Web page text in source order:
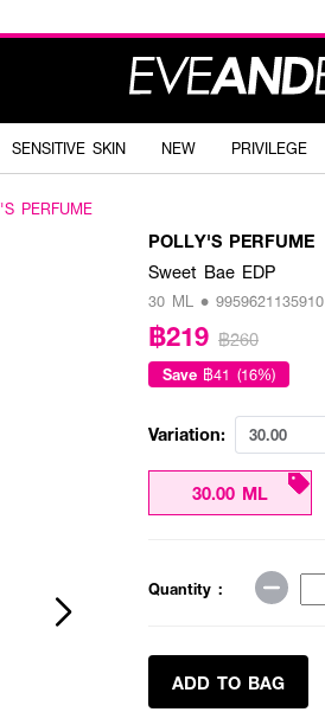
SENSITIVE SKIN NEW PRIVILEGE
PERFUME
POLLY'S PERFUME
Sweet Bae EDP
30 ML • 9959621135910
฿219 ฿260
Save ฿41 (16%)
Variation: 30.00
30.00 ML
Quantity :
ADD TO BAG